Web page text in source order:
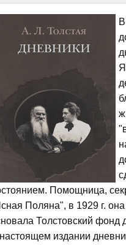
Помощница,
Поляна", в 1929 г.
Толстовский фонд
издании